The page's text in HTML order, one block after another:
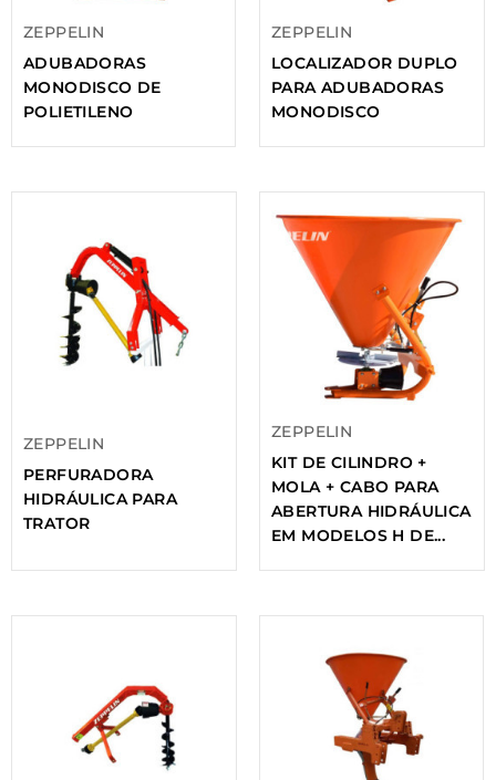
ZEPPELIN
ADUBADORAS
MONODISCO DE
POLIETILENO
ZEPPELIN
LOCALIZADOR DUPLO
PARA ADUBADORAS
MONODISCO
ZEPPELIN
PERFURADORA
HIDRÁULICA PARA
TRATOR
ZEPPELIN
KIT DE CILINDRO +
MOLA + CABO PARA
ABERTURA HIDRÁULICA
EM MODELOS H DE...